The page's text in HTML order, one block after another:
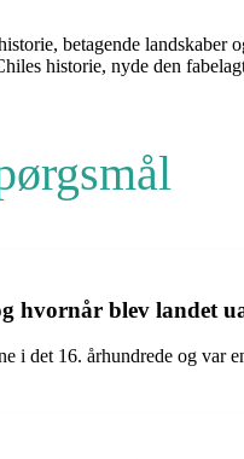
betagende
historie, nyde den
hvornår blev landet
i det 16. århundrede og var